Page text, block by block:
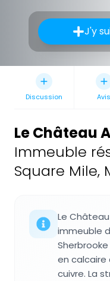
J'y
Discussion Avis
Le Château
Immeuble
Square Mile,
Le
immeuble
en calcaire
cuivre. La